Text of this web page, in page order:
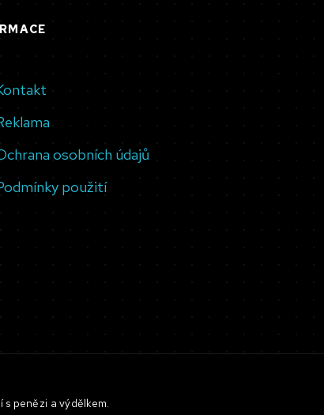
osobních údajů
použití
penězi a výdělkem.